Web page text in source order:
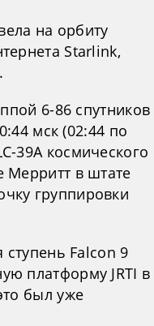
на орбиту
Starlink,
6-86 спутников
мск (02:44 по
39A космического
Мерритт в штате
группировки
ступень Falcon 9
платформу JRTI в
был уже